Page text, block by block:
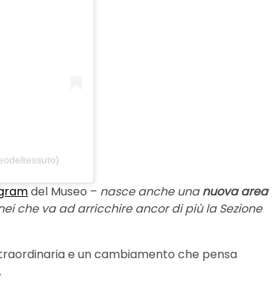
del Museo – nasce anche unanuova area
che va ad arricchire ancor di più la Sezione
e un cambiamento che pensa